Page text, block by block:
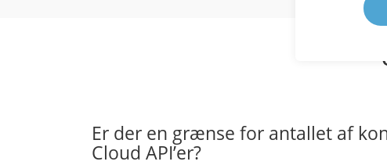
Er der en grænse for antallet af
Cloud API’er?